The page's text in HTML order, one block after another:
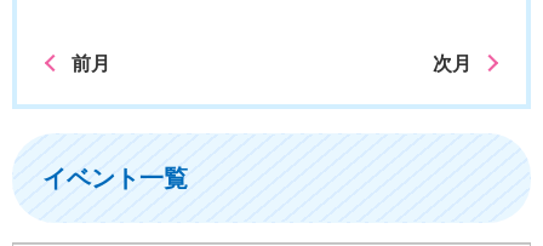
前月 次月
イベント一覧